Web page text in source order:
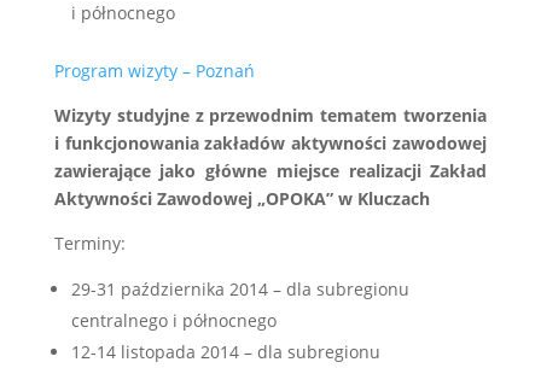
i północnego
Program wizyty – Poznań
Wizyty studyjne z przewodnim tematem tworzenia
i funkcjonowania zakładów aktywności zawodowej
zawierające jako główne miejsce realizacji Zakład
Aktywności Zawodowej „OPOKA” w Kluczach
Terminy:
29-31 października 2014 – dla subregionu
centralnego i północnego
12-14 listopada 2014 – dla subregionu